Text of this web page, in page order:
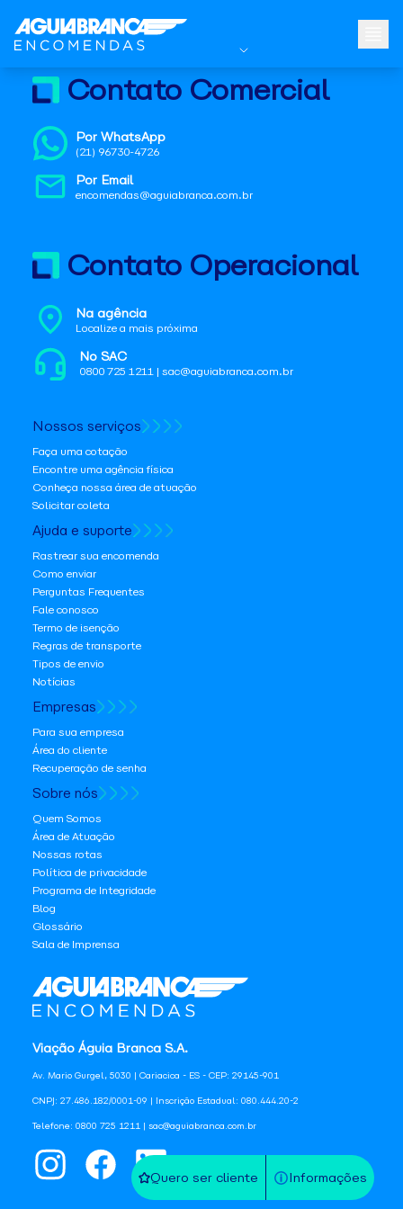
Quero ser cliente Informações
Viação Águia Branca S.A.
Av. Mario Gurgel, 5030 | Cariacica - ES - CEP: 29145-901
CNPJ: 27.486.182/0001-09 | Inscrição Estadual: 080.444.20-2
Telefone: 0800 725 1211 | sac@aguiabranca.com.br
Contato Comercial
Por WhatsApp
(21) 96730-4726
Por Email
encomendas@aguiabranca.com.br
Contato Operacional
Na agência
Localize a mais próxima
No SAC
0800 725 1211 | sac@aguiabranca.com.br
Nossos serviços
Faça uma cotação
Encontre uma agência física
Conheça nossa área de atuação
Solicitar coleta
Ajuda e suporte
Rastrear sua encomenda
Como enviar
Perguntas Frequentes
Fale conosco
Termo de isenção
Regras de transporte
Tipos de envio
Notícias
Empresas
Para sua empresa
Área do cliente
Recuperação de senha
Sobre nós
Quem Somos
Área de Atuação
Nossas rotas
Política de privacidade
Programa de Integridade
Blog
Glossário
Sala de Imprensa